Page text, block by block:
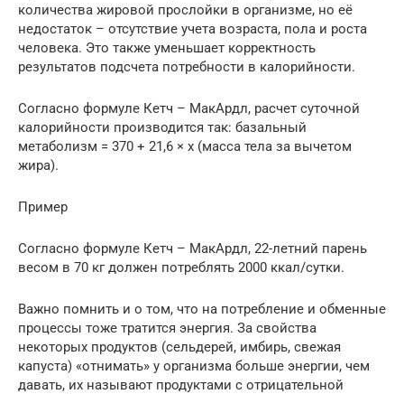
количества жировой прослойки в организме, но её
недостаток – отсутствие учета возраста, пола и роста
человека. Это также уменьшает корректность
результатов подсчета потребности в калорийности.
Согласно формуле Кетч – МакАрдл, расчет суточной
калорийности производится так: базальный
метаболизм = 370 + 21,6 × х (масса тела за вычетом
жира).
Пример
Согласно формуле Кетч – МакАрдл, 22-летний парень
весом в 70 кг должен потреблять 2000 ккал/сутки.
Важно помнить и о том, что на потребление и обменные
процессы тоже тратится энергия. За свойства
некоторых продуктов (сельдерей, имбирь, свежая
капуста) «отнимать» у организма больше энергии, чем
давать, их называют продуктами с отрицательной